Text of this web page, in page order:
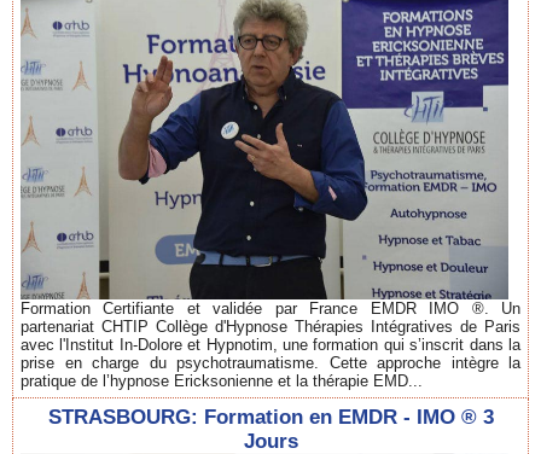
Formation Certifiante et validée par France EMDR IMO ®. Un
partenariat CHTIP Collège d'Hypnose Thérapies Intégratives de Paris
avec l'Institut In-Dolore et Hypnotim, une formation qui s’inscrit dans la
prise en charge du psychotraumatisme. Cette approche intègre la
pratique de l’hypnose Ericksonienne et la thérapie EMD...
STRASBOURG: Formation en EMDR - IMO ® 3
Jours